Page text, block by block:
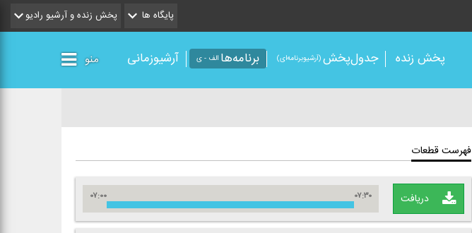
پایگاه ها پخش زنده و آرشیو رادیو
پخش زنده جدول‌پخش(آرشیو‌برنامه‌ای) برنامه‌ها الف - ی آرشیوزمانی منو
فهرست قطعات
دریافت ۰۷:۰۰ ۰۷:۳۰